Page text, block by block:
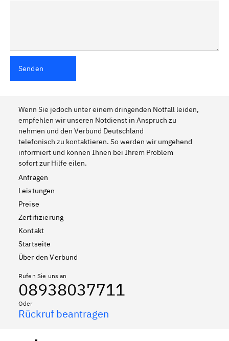
Senden
Wenn Sie jedoch unter einem dringenden Notfall leiden,
empfehlen wir unseren Notdienst in Anspruch zu
nehmen und den Verbund Deutschland
telefonisch zu kontaktieren. So werden wir umgehend
informiert und können Ihnen bei Ihrem Problem
sofort zur Hilfe eilen.
Anfragen
Leistungen
Preise
Zertifizierung
Kontakt
Startseite
Über den Verbund
Rufen Sie uns an
08938037711
Oder
Rückruf beantragen